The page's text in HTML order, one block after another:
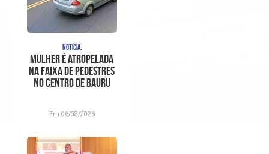
NOTÍCIA,
Mulher é atropelada
na faixa de pedestres
no Centro de Bauru
Em 06/08/2026